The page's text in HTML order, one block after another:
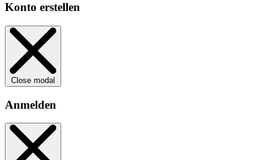
Konto erstellen
Close modal
Anmelden